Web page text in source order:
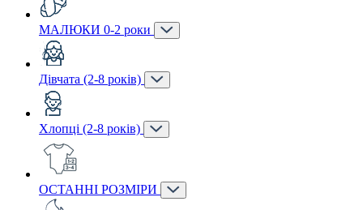
МАЛЮКИ 0-2 роки
Дівчата (2-8 років)
Хлопці (2-8 років)
ОСТАННІ РОЗМІРИ